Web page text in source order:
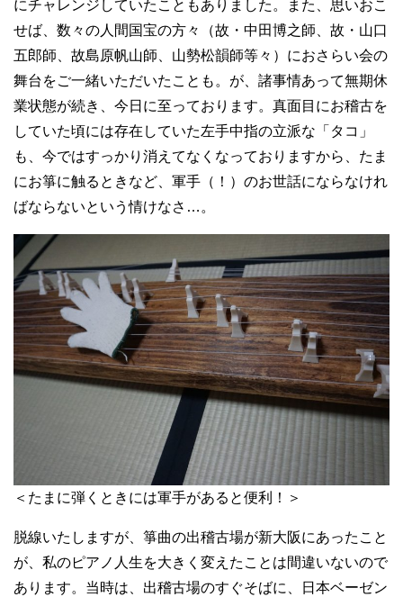
にチャレンジしていたこともありました。また、思いおこ
せば、数々の人間国宝の方々（故・中田博之師、故・山口
五郎師、故島原帆山師、山勢松韻師等々）におさらい会の
舞台をご一緒いただいたことも。が、諸事情あって無期休
業状態が続き、今日に至っております。真面目にお稽古を
していた頃には存在していた左手中指の立派な「タコ」
も、今ではすっかり消えてなくなっておりますから、たま
にお箏に触るときなど、軍手（！）のお世話にならなけれ
ばならないという情けなさ…。
＜たまに弾くときには軍手があると便利！＞
脱線いたしますが、箏曲の出稽古場が新大阪にあったこと
が、私のピアノ人生を大きく変えたことは間違いないので
あります。当時は、出稽古場のすぐそばに、日本ベーゼン